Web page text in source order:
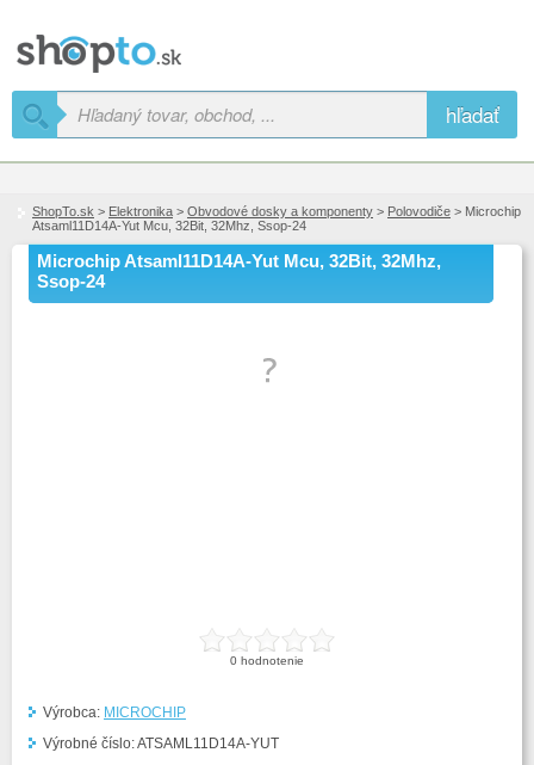
hľadať
ShopTo.sk > Elektronika > Obvodové dosky a komponenty > Polovodiče > Microchip
Atsaml11D14A-Yut Mcu, 32Bit, 32Mhz, Ssop-24
Microchip Atsaml11D14A-Yut Mcu, 32Bit, 32Mhz,
Ssop-24
0 hodnotenie
Výrobca: MICROCHIP
Výrobné číslo:ATSAML11D14A-YUT